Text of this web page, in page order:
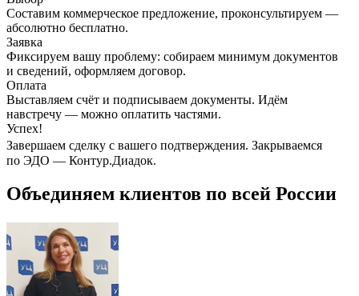
Составим коммерческое предложение, проконсультируем —
абсолютно бесплатно.
Заявка
Фиксируем вашу проблему: собираем минимум документов
и сведений, оформляем договор.
Оплата
Выставляем счёт и подписываем документы. Идём
навстречу — можно оплатить частями.
Успех!
Завершаем сделку с вашего подтверждения. Закрываемся
по ЭДО — Контур.Диадок.
Объединяем клиентов по всей России